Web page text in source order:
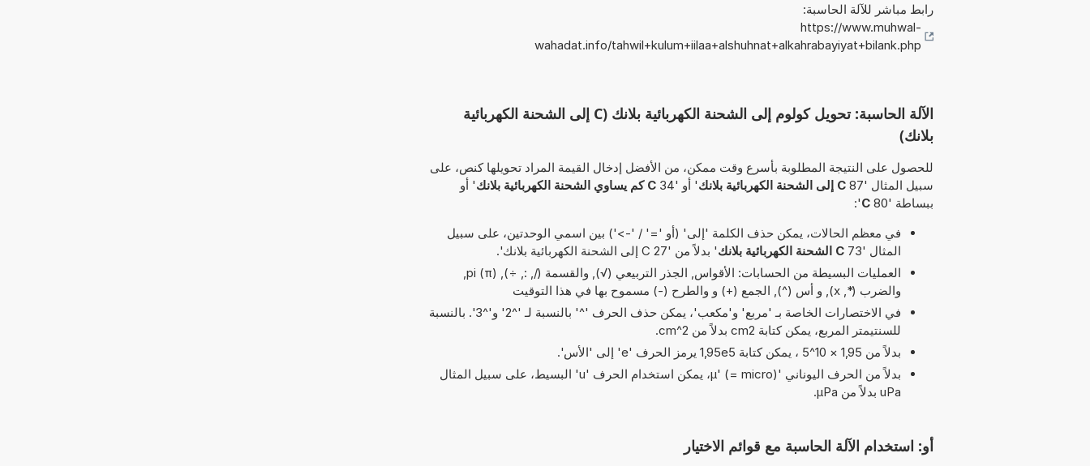
رابط مباشر للآلة الحاسبة:
https://www.muhwal-
wahadat.info/tahwil+kulum+iilaa+alshuhnat+alkahrabayiyat+bilank.php
الآلة الحاسبة: تحويل كولوم إلى الشحنة الكهربائية بلانك (C إلى الشحنة الكهربائية
بلانك)
للحصول على النتيجة المطلوبة بأسرع وقت ممكن، من الأفضل إدخال القيمة المراد تحويلها كنص، على
سبيل المثال '87
C إلى الشحنة الكهربائية بلانك ' أو '34 C كم يساوي الشحنة الكهربائية بلانك
' أو
ببساطة '80
C
':
في معظم الحالات، يمكن حذف الكلمة 'إلى' (أو '=' / '->') بين اسمي الوحدتين، على سبيل
المثال '73
C الشحنة الكهربائية بلانك
' بدلاً من '27 C إلى الشحنة الكهربائية بلانك'.
والضرب (*, x), و أس (^), الجمع (+) و والطرح (-) مسموح بها في هذا التوقيت
في الاختصارات الخاصة بـ 'مربع' و'مكعب'، يمكن حذف الحرف '^' بالنسبة لـ '^2' و'^3'. بالنسبة
للسنتيمتر المربع، يمكن كتابة cm2 بدلاً من cm^2.
بدلاً من 1,95 × 10^5 ، يمكن كتابة 1,95e5 يرمز الحرف 'e' إلى 'الأس'.
بدلاً من الحرف اليوناني 'µ' (= micro)، يمكن استخدام الحرف 'u' البسيط، على سبيل المثال
uPa بدلاً من µPa.
أو: استخدام الآلة الحاسبة مع قوائم الاختيار